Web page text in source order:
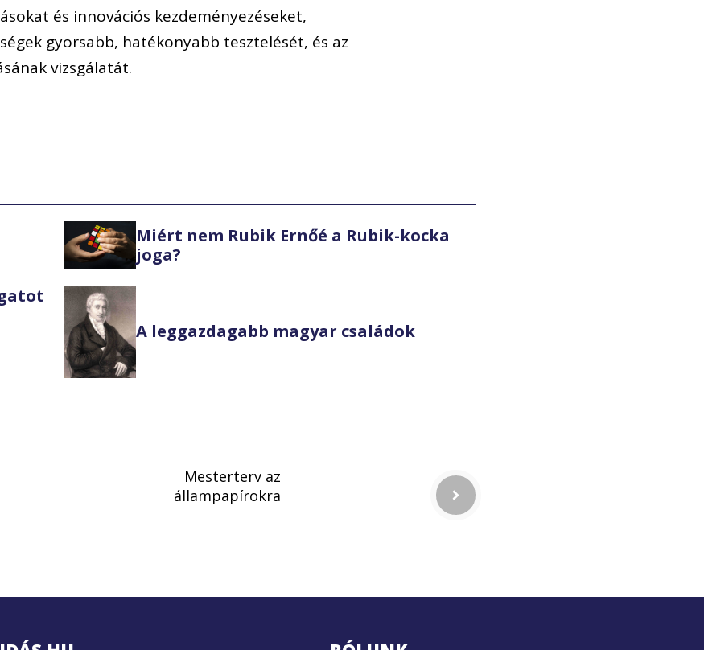
és innovációs kezdeményezéseket,
gyorsabb, hatékonyabb tesztelését, és az
vizsgálatát.
Miért nem Rubik Ernőé a Rubik-kocka
joga?
A leggazdagabb magyar családok
Mesterterv az
állampapírokra